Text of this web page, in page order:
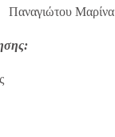
Παναγιώτου Μαρίνα